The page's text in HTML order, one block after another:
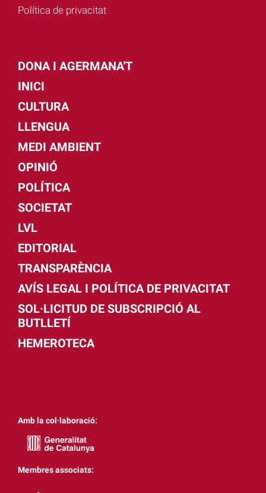
Política de privacitat
DONA I AGERMANA'T
INICI
CULTURA
LLENGUA
MEDI AMBIENT
OPINIÓ
POLÍTICA
SOCIETAT
LVL
EDITORIAL
TRANSPARÈNCIA
AVÍS LEGAL I POLÍTICA DE PRIVACITAT
SOL·LICITUD DE SUBSCRIPCIÓ AL
BUTLLETÍ
HEMEROTECA
Amb la col·laboració:
Membres associats: